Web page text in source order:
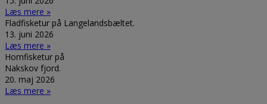
Læs mere »
Fladfisketur på Langelandsbæltet.
13. juni 2026
Læs mere »
Hornfisketur på
Nakskov fjord.
20. maj 2026
Læs mere »